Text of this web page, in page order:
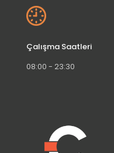
Çalışma Saatleri
08:00 - 23:30